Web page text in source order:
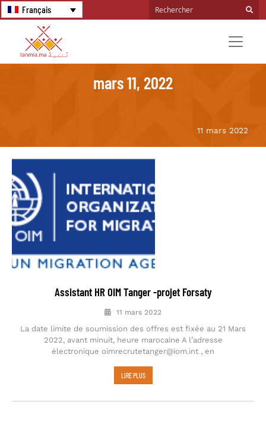
Français
mars 11, 2022
11 mars 2022
Assistant HR OIM Tanger -projet Forsaty
11 mars 2022
La date limite de soumission des offres est fixée au 21 Mars
2022, avant minuit, heure marocaine A l’adresse
électronique oimrecrutetanger@iom.int , en
LIRE PLUS